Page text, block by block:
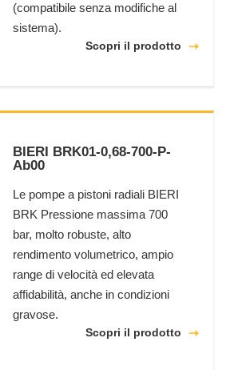
(compatibile senza modifiche al
sistema).
Scopri il prodotto
BIERI BRK01-0,68-700-P-
Ab00
Le pompe a pistoni radiali BIERI
BRK Pressione massima 700
bar, molto robuste, alto
rendimento volumetrico, ampio
range di velocità ed elevata
affidabilità, anche in condizioni
gravose.
Scopri il prodotto